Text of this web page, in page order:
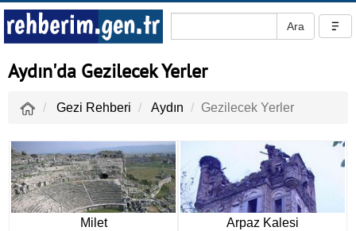
Aydın'da Gezilecek Yerler
Gezi Rehberi Aydın Gezilecek Yerler
Milet Arpaz Kalesi